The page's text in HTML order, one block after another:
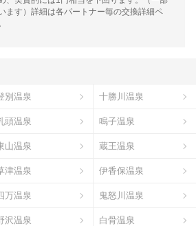
ます）詳細は各パートナー毎の交換詳細ペ
別温泉 十勝川温泉
頭温泉 鳴子温泉
山温泉 蔵王温泉
津温泉 伊香保温泉
万温泉 鬼怒川温泉
沢温泉 白骨温泉